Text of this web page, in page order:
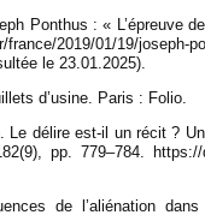
Ponthus : « L’épreuve
2019/01/19/joseph-
le 23.01.2025).
d’usine. Paris : Folio.
Le délire est-il un récit ?
pp. 779–784.
de l’aliénation